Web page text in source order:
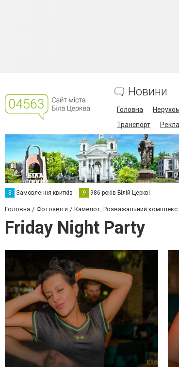
Новини
Головна
Транспорт
З Замовлення квитків 9 986 років Білій Церкві
Головна Фотозвіти Камелот, Розважальний комплекс
Friday Night Party